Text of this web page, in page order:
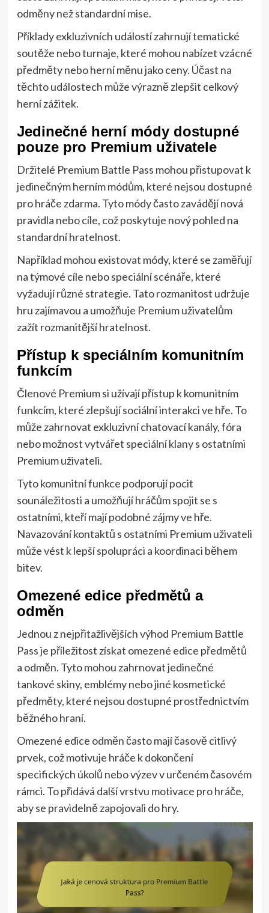
odměny než standardní mise.
Příklady exkluzivních událostí zahrnují tematické
soutěže nebo turnaje, které mohou nabízet vzácné
předměty nebo herní měnu jako ceny. Účast na
těchto událostech může výrazně zlepšit celkový
herní zážitek.
Jedinečné herní módy dostupné
pouze pro Premium uživatele
Držitelé Premium Battle Pass mohou přistupovat k
jedinečným herním módům, které nejsou dostupné
pro hráče zdarma. Tyto módy často zavádějí nová
pravidla nebo cíle, což poskytuje nový pohled na
standardní hratelnost.
Například mohou existovat módy, které se zaměřují
na týmové cíle nebo speciální scénáře, které
vyžadují různé strategie. Tato rozmanitost udržuje
hru zajímavou a umožňuje Premium uživatelům
zažít rozmanitější hratelnost.
Přístup k speciálním komunitním
funkcím
Členové Premium si užívají přístup k komunitním
funkcím, které zlepšují sociální interakci ve hře. To
může zahrnovat exkluzivní chatovací kanály, fóra
nebo možnost vytvářet speciální klany s ostatními
Premium uživateli.
Tyto komunitní funkce podporují pocit
sounáležitosti a umožňují hráčům spojit se s
ostatními, kteří mají podobné zájmy ve hře.
Navazování kontaktů s ostatními Premium uživateli
může vést k lepší spolupráci a koordinaci během
bitev.
Omezené edice předmětů a
odměn
Jednou z nejpřitažlivějších výhod Premium Battle
Pass je příležitost získat omezené edice předmětů
a odměn. Tyto mohou zahrnovat jedinečné
tankové skiny, emblémy nebo jiné kosmetické
předměty, které nejsou dostupné prostřednictvím
běžného hraní.
Omezené edice odměn často mají časově citlivý
prvek, což motivuje hráče k dokončení
specifických úkolů nebo výzev v určeném časovém
rámci. To přidává další vrstvu motivace pro hráče,
aby se pravidelně zapojovali do hry.